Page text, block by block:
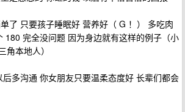
了 只要孩子睡眠好 营养好（ G ！） 多吃肉
180 完全没问题 因为身边就有这样的例子（小
角本地人）
多沟通 你女朋友只要温柔态度好 长辈们都会